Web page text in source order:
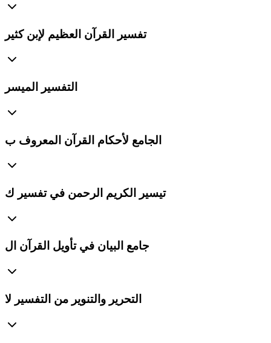
تفسير القرآن العظيم لإبن كثير
التفسير الميسر
الجامع لأحكام القرآن المعروف ب
تيسير الكريم الرحمن في تفسير ك
جامع البيان في تأويل القرآن ال
التحرير والتنوير من التفسير لا